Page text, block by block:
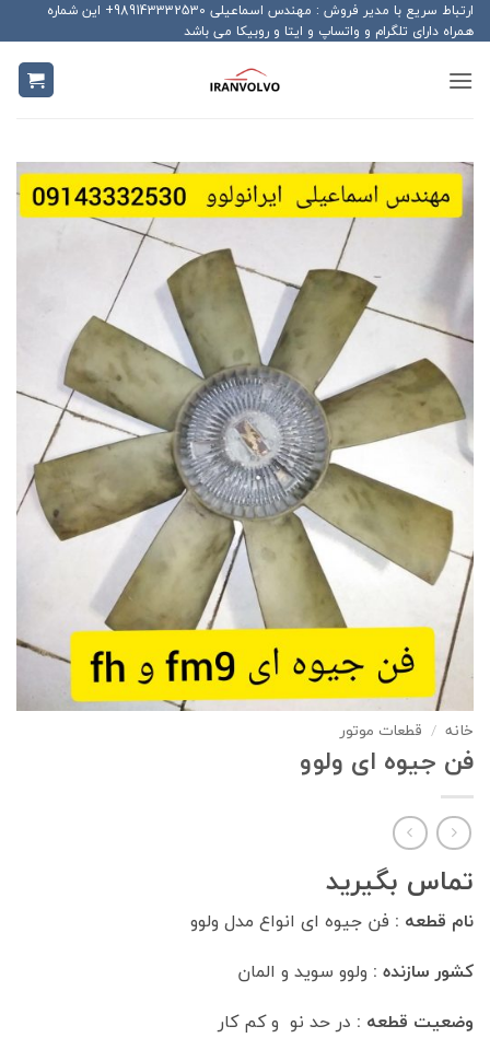
Skip
to
content
ارتباط سریع با مدیر فروش : مهندس اسماعیلی 989143332530+ این شماره
همراه دارای تلگرام و واتساپ و ایتا و روبیکا می باشد
خانه / قطعات موتور
فن جیوه ای ولوو
تماس بگیرید
نام قطعه : فن جیوه ای انواع مدل ولوو
کشور سازنده : ولوو سوید و المان
وضعیت قطعه : در حد نو و کم کار